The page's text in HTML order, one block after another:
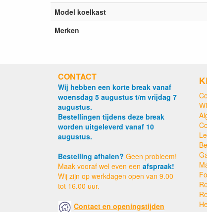
Model koelkast
Merken
CONTACT
Wij hebben een korte break vanaf
woensdag 5 augustus t/m vrijdag 7
augustus.
Bestellingen tijdens deze break
worden uitgeleverd vanaf 10
augustus.
Bestelling afhalen? Geen probleem!
Maak vooraf wel even een afspraak!
Wij zijn op werkdagen open van 9.00
tot 16.00 uur.
Contact en openingstijden